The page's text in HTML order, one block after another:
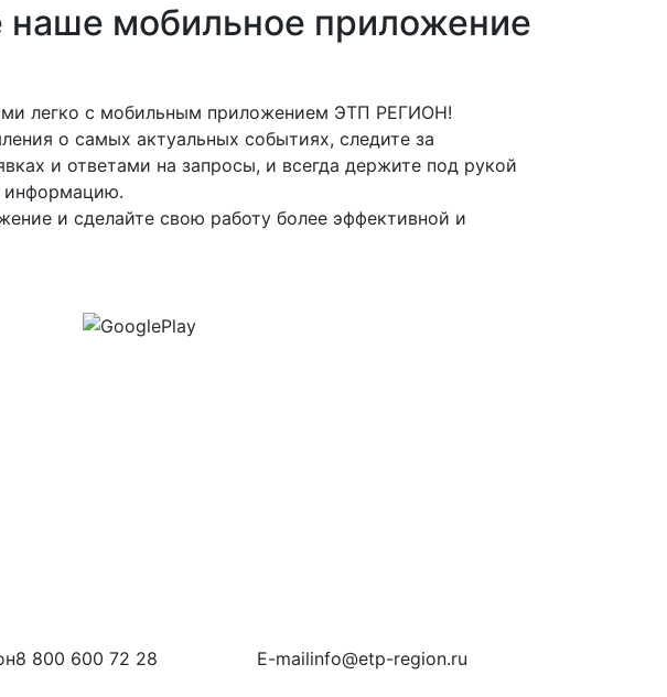
наше мобильное приложение
легко с мобильным приложением ЭТП РЕГИОН!
о самых актуальных событиях, следите за
и ответами на запросы, и всегда держите под рукой
и сделайте свою работу более эффективной и
8 800 600 72 28 E-mailinfo@etp-region.ru